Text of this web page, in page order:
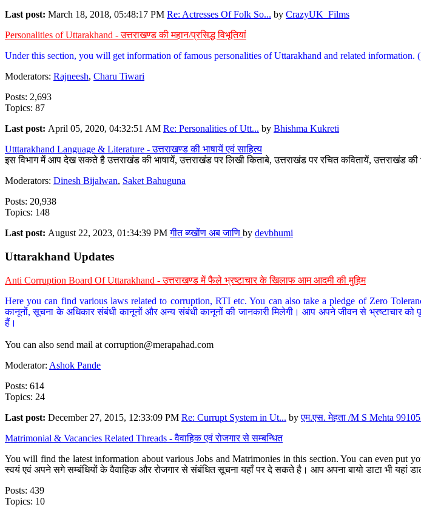
Last post: March 18, 2018, 05:48:17 PM Re: Actresses Of Folk So... by CrazyUK_Films
Personalities of Uttarakhand - उत्तराखण्ड की महान/प्रसिद्ध विभूतियां
Under this section, you will get information of famous personalities of Uttarakhand and related information. (
Moderators: Rajneesh, Charu Tiwari
Posts: 2,693
Topics: 87
Last post: April 05, 2020, 04:32:51 AM Re: Personalities of Utt... by Bhishma Kukreti
Utttarakhand Language & Literature - उत्तराखण्ड की भाषायें एवं साहित्य
इस विभाग में आप देख सकते है उत्तराखंड की भाषायें, उत्तराखंड पर लिखी किताबे, उत्तराखंड पर रचित कवितायें, उत्तराखंड
Moderators: Dinesh Bijalwan, Saket Bahuguna
Posts: 20,938
Topics: 148
Last post: August 22, 2023, 01:34:39 PMगीत ब्य्खोंण अब जाणि by devbhumi
Uttarakhand Updates
Anti Corruption Board Of Uttarakhand - उत्तराखण्ड में फैले भ्रष्टाचार के खिलाफ आम आदमी की मुहिम
Here you can find various laws related to corruption, RTI etc. You can also take a pledge of Zero
कानूनों, सूचना के अधिकार संबंधी कानूनों और अन्य संबंधी कानूनों की जानकारी मिलेगी। आप अपने जीवन से भ्रष्टाचार
हैं।
You can also send mail at corruption@merapahad.com
Moderator: Ashok Pande
Posts: 614
Topics: 24
Last post: December 27, 2015, 12:33:09 PM Re: Currupt System in Ut... byएम.एस. मेहता /M S Mehta
Matrimonial & Vacancies Related Threads - वैवाहिक एवं रोजगार से सम्बन्धित
You will find the latest information about various Jobs and Matrimonies in this section. You can even
स्वयं एवं अपने सगे सम्बंधियों के वैवाहिक और रोजगार से संबंधित सूचना यहाँ पर दे सकते है। आप अपना बायो डाटा भी यहां
Posts: 439
Topics: 10